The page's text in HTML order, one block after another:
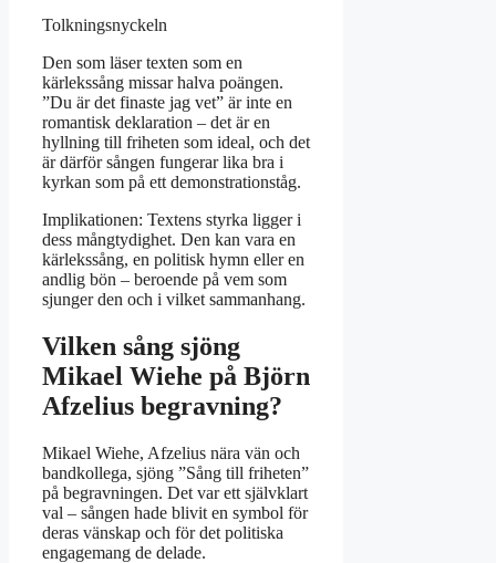
Tolkningsnyckeln
Den som läser texten som en
kärlekssång missar halva poängen.
”Du är det finaste jag vet” är inte en
romantisk deklaration – det är en
hyllning till friheten som ideal, och det
är därför sången fungerar lika bra i
kyrkan som på ett demonstrationståg.
Implikationen: Textens styrka ligger i
dess mångtydighet. Den kan vara en
kärlekssång, en politisk hymn eller en
andlig bön – beroende på vem som
sjunger den och i vilket sammanhang.
Vilken sång sjöng
Mikael Wiehe på Björn
Afzelius begravning?
Mikael Wiehe, Afzelius nära vän och
bandkollega, sjöng ”Sång till friheten”
på begravningen. Det var ett självklart
val – sången hade blivit en symbol för
deras vänskap och för det politiska
engagemang de delade.